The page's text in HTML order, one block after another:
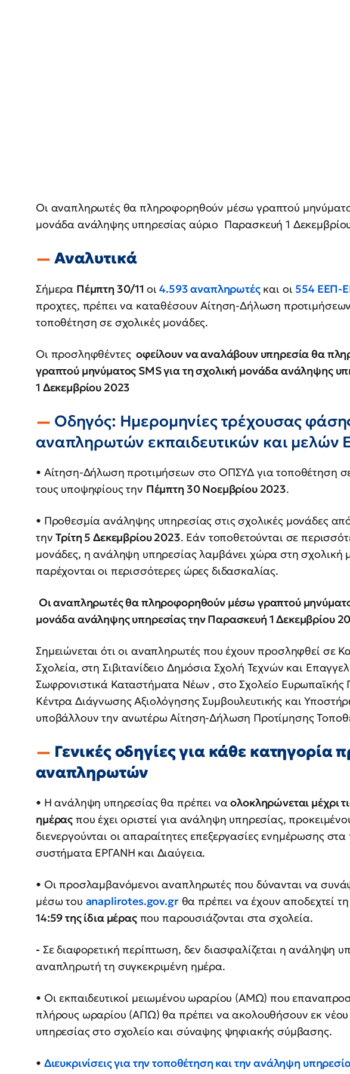
Οι αναπληρωτές θα πληροφορηθούν μέσω γραπτού
μονάδα ανάληψης υπηρεσίας αύριο Παρασκευή 1
Αναλυτικά
Σήμερα Πέμπτη 30/11 οι4.593 αναπληρωτέςκαι οι554 ΕΕΠ-
προχτες, πρέπει να καταθέσουν Αίτηση-Δήλωση
τοποθέτηση σε σχολικές μονάδες.
Οι προσληφθέντες οφείλουν να αναλάβουν υπηρεσία θα
γραπτού μηνύματος SMS για τη σχολική μονάδα ανάληψης
1 Δεκεμβρίου 2023
Οδηγός: Ημερομηνίες τρέχουσας
αναπληρωτών εκπαιδευτικών και μελών
• Αίτηση-Δήλωση προτιμήσεων στο ΟΠΣΥΔ για τοποθέτηση
τους υποψηφίους την Πέμπτη 30 Νοεμβρίου 2023.
• Προθεσμία ανάληψης υπηρεσίας στις σχολικές μονάδες
τηνΤρίτη 5 Δεκεμβρίου 2023. Εάν τοποθετούνται σε
μονάδες, η ανάληψη υπηρεσίας λαμβάνει χώρα στη σχολική
παρέχονται οι περισσότερες ώρες διδασκαλίας.
Οι αναπληρωτές θα πληροφορηθούν μέσω γραπτού
μονάδα ανάληψης υπηρεσίας την Παρασκευή 1 Δεκεμβρίου
Σημειώνεται ότι οι αναπληρωτές που έχουν προσληφθεί σε
Σχολεία, στη Σιβιτανίδειο Δημόσια Σχολή Τεχνών και
Σωφρονιστικά Καταστήματα Νέων , στο Σχολείο Ευρωπαϊκής
Κέντρα Διάγνωσης Αξιολόγησης Συμβουλευτικής και
υποβάλλουν την ανωτέρω Αίτηση-Δήλωση Προτίμησης
Γενικές οδηγίες για κάθε κατηγορία
αναπληρωτών
• Η ανάληψη υπηρεσίας θα πρέπει ναολοκληρώνεται μέχρι
ημέρας που έχει οριστεί για ανάληψη υπηρεσίας,
διενεργούνται οι απαραίτητες επεξεργασίες ενημέρωσης
συστήματα ΕΡΓΑΝΗ και Διαύγεια.
• Οι προσλαμβανόμενοι αναπληρωτές που δύνανται να
μέσω του anaplirotes.gov.grθα πρέπει να έχουν αποδεχτεί
14:59 της ίδια μέραςπου παρουσιάζονται στα σχολεία.
- Σε διαφορετική περίπτωση, δεν διασφαλίζεται η ανάληψη
αναπληρωτή τη συγκεκριμένη ημέρα.
• Οι εκπαιδευτικοί μειωμένου ωραρίου (ΑΜΩ) που
πλήρους ωραρίου (ΑΠΩ) θα πρέπει να ακολουθήσουν εκ νέου
υπηρεσίας στο σχολείο και σύναψης ψηφιακής σύμβασης.
• Διευκρινίσεις για την τοποθέτηση και την ανάληψη